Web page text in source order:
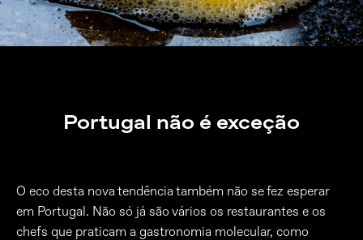
Portugal não é exceção
O eco desta nova tendência também não se fez esperar
em Portugal. Não só já são vários os restaurantes e os
chefs que praticam a gastronomia molecular, como